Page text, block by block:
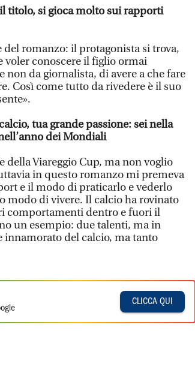
titolo, si gioca molto sui rapporti
del romanzo: il protagonista si trova,
voler conoscere il figlio ormai
non da giornalista, di avere a che fare
Così come tutto da rivedere è il suo
tua grande passione: sei nella
dei Mondiali
Viareggio Cup, ma non voglio
in questo romanzo mi premeva
e il modo di praticarlo e vederlo
modo di vivere. Il calcio ha rovinato
comportamenti dentro e fuori il
un esempio: due talenti, ma in
del calcio, ma tanto
CLICCA QUI